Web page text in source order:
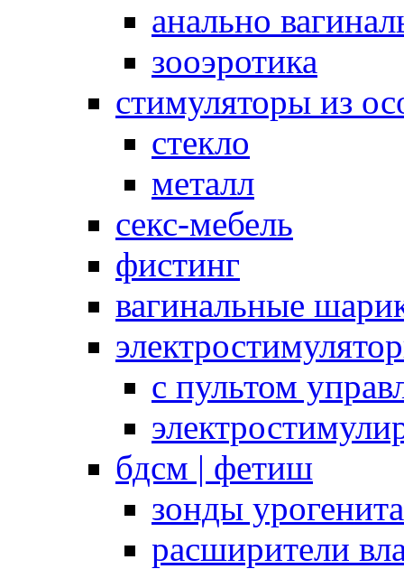
анально
зооэротика
стимуляторы из
стекло
металл
секс-мебель
фистинг
вагинальные
с пультом
бдсм | фетиш
зонды
расширители